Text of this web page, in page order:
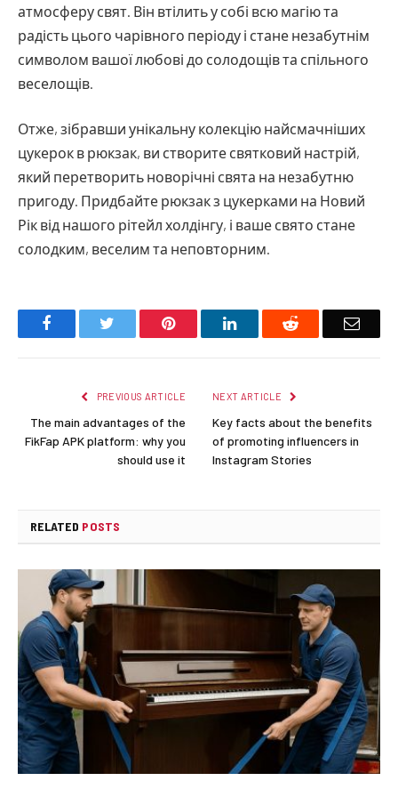
атмосферу свят. Він втілить у собі всю магію та
радість цього чарівного періоду і стане незабутнім
символом вашої любові до солодощів та спільного
веселощів.
Отже, зібравши унікальну колекцію найсмачніших
цукерок в рюкзак, ви створите святковий настрій,
який перетворить новорічні свята на незабутню
пригоду. Придбайте рюкзак з цукерками на Новий
Рік від нашого рітейл холдінгу, і ваше свято стане
солодким, веселим та неповторним.
Facebook Pinterest LinkedIn Reddit Email
PREVIOUS ARTICLE
The main advantages of the
FikFap APK platform: why you
should use it
NEXT ARTICLE
Key facts about the benefits
of promoting influencers in
Instagram Stories
RELATED POSTS